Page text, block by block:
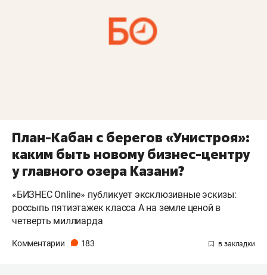
План-Кабан с берегов «Унистроя»:
каким быть новому бизнес-центру
у главного озера Казани?
«БИЗНЕС Online» публикует эксклюзивные эскизы:
россыпь пятиэтажек класса A на земле ценой в
четверть миллиарда
Комментарии 183